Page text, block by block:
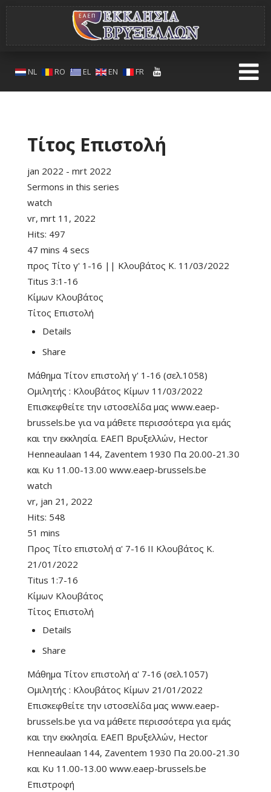
NL RO EL EN FR
Τίτος Επιστολή
jan 2022 - mrt 2022
Sermons in this series
watch
vr, mrt 11, 2022
Hits: 497
47 mins 4 secs
προς Τίτο γ' 1-16 || Κλουβάτος Κ. 11/03/2022
Titus 3:1-16
Κίμων Κλουβάτος
Τίτος Επιστολή
Details
Share
Μάθημα Τίτον επιστολή γ' 1-16 (σελ.1058)
Ομιλητής : Κλουβάτος Κίμων 11/03/2022
Επισκεφθείτε την ιστοσελίδα μας www.eaep-
brussels.be για να μάθετε περισσότερα για εμάς
και την εκκλησία. ΕΑΕΠ Βρυξελλών, Hector
Henneaulaan 144, Zaventem 1930 Πα 20.00-21.30
και Κυ 11.00-13.00 www.eaep-brussels.be
watch
vr, jan 21, 2022
Hits: 548
51 mins
Προς Τίτο επιστολή α' 7-16 II Κλουβάτος Κ.
21/01/2022
Titus 1:7-16
Κίμων Κλουβάτος
Τίτος Επιστολή
Details
Share
Μάθημα Τίτον επιστολή α' 7-16 (σελ.1057)
Ομιλητής : Κλουβάτος Κίμων 21/01/2022
Επισκεφθείτε την ιστοσελίδα μας www.eaep-
brussels.be για να μάθετε περισσότερα για εμάς
και την εκκλησία. ΕΑΕΠ Βρυξελλών, Hector
Henneaulaan 144, Zaventem 1930 Πα 20.00-21.30
και Κυ 11.00-13.00 www.eaep-brussels.be
Επιστροφή